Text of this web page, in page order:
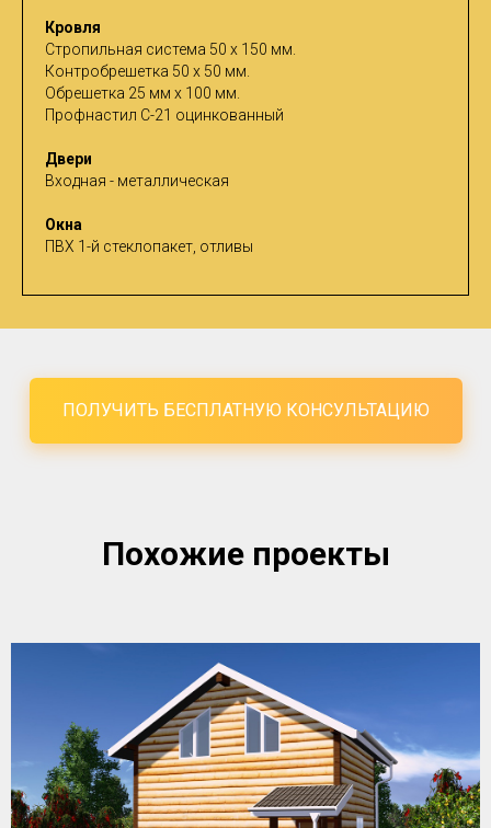
Кровля
Стропильная система 50 х 150 мм.
Контробрешетка 50 х 50 мм.
Обрешетка 25 мм х 100 мм.
Профнастил С-21 оцинкованный
Двери
Входная - металлическая
Окна
ПВХ 1-й стеклопакет, отливы
ПОЛУЧИТЬ БЕСПЛАТНУЮ КОНСУЛЬТАЦИЮ
Похожие проекты